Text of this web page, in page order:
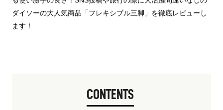
ダイソーの大人気商品「フレキシブル三脚」を徹底レビューし
ます！
CONTENTS